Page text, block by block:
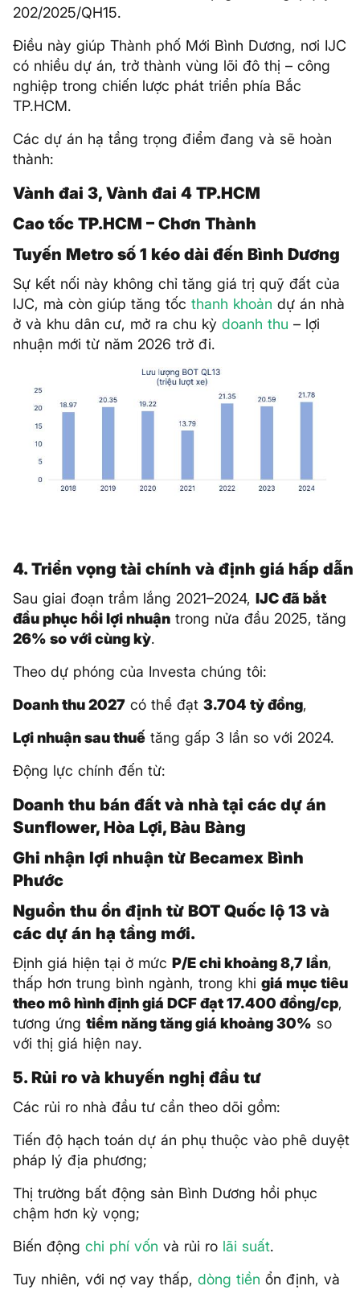
202/2025/QH15.
Điều này giúp Thành phố Mới Bình Dương, nơi IJC
có nhiều dự án, trở thành vùng lõi đô thị – công
nghiệp trong chiến lược phát triển phía Bắc
TP.HCM.
Các dự án hạ tầng trọng điểm đang và sẽ hoàn
thành:
Vành đai 3, Vành đai 4 TP.HCM
Cao tốc TP.HCM – Chơn Thành
Tuyến Metro số 1 kéo dài đến Bình Dương
Sự kết nối này không chỉ tăng giá trị quỹ đất của
IJC, mà còn giúp tăng tốc thanh khoản dự án nhà
ở và khu dân cư, mở ra chu kỳ doanh thu – lợi
nhuận mới từ năm 2026 trở đi.
4. Triển vọng tài chính và định giá hấp dẫn
Sau giai đoạn trầm lắng 2021–2024, IJC đã bắt
đầu phục hồi lợi nhuận trong nửa đầu 2025, tăng
26% so với cùng kỳ.
Theo dự phóng của Investa chúng tôi:
Doanh thu 2027 có thể đạt 3.704 tỷ đồng,
Lợi nhuận sau thuế tăng gấp 3 lần so với 2024.
Động lực chính đến từ:
Doanh thu bán đất và nhà tại các dự án
Sunflower, Hòa Lợi, Bàu Bàng
Ghi nhận lợi nhuận từ Becamex Bình
Phước
Nguồn thu ổn định từ BOT Quốc lộ 13 và
các dự án hạ tầng mới.
Định giá hiện tại ở mức P/E chỉ khoảng 8,7 lần,
thấp hơn trung bình ngành, trong khi giá mục tiêu
theo mô hình định giá DCF đạt 17.400 đồng/cp,
tương ứng tiềm năng tăng giá khoảng 30% so
với thị giá hiện nay.
5. Rủi ro và khuyến nghị đầu tư
Các rủi ro nhà đầu tư cần theo dõi gồm:
Tiến độ hạch toán dự án phụ thuộc vào phê duyệt
pháp lý địa phương;
Thị trường bất động sản Bình Dương hồi phục
chậm hơn kỳ vọng;
Biến động chi phí vốn và rủi ro lãi suất.
Tuy nhiên, với nợ vay thấp, dòng tiền ổn định, và